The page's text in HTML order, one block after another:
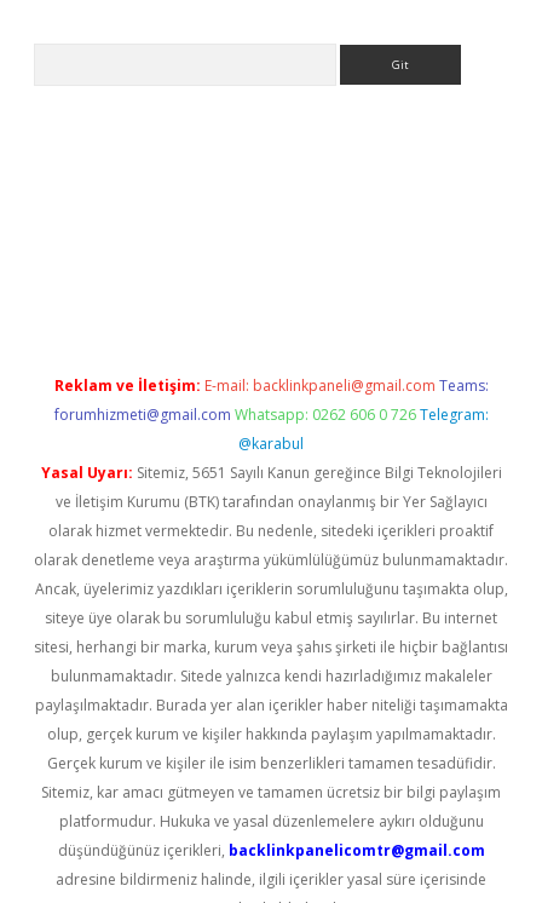
Reklam ve İletişim: E-mail: backlinkpaneli@gmail.com Teams:
forumhizmeti@gmail.com Whatsapp: 0262 606 0 726 Telegram:
@karabul
Yasal Uyarı: Sitemiz, 5651 Sayılı Kanun gereğince Bilgi Teknolojileri
ve İletişim Kurumu (BTK) tarafından onaylanmış bir Yer Sağlayıcı
olarak hizmet vermektedir. Bu nedenle, sitedeki içerikleri proaktif
olarak denetleme veya araştırma yükümlülüğümüz bulunmamaktadır.
Ancak, üyelerimiz yazdıkları içeriklerin sorumluluğunu taşımakta olup,
siteye üye olarak bu sorumluluğu kabul etmiş sayılırlar. Bu internet
sitesi, herhangi bir marka, kurum veya şahıs şirketi ile hiçbir bağlantısı
bulunmamaktadır. Sitede yalnızca kendi hazırladığımız makaleler
paylaşılmaktadır. Burada yer alan içerikler haber niteliği taşımamakta
olup, gerçek kurum ve kişiler hakkında paylaşım yapılmamaktadır.
Gerçek kurum ve kişiler ile isim benzerlikleri tamamen tesadüfidir.
Sitemiz, kar amacı gütmeyen ve tamamen ücretsiz bir bilgi paylaşım
platformudur. Hukuka ve yasal düzenlemelere aykırı olduğunu
düşündüğünüz içerikleri, backlinkpanelicomtr@gmail.com
adresine bildirmeniz halinde, ilgili içerikler yasal süre içerisinde